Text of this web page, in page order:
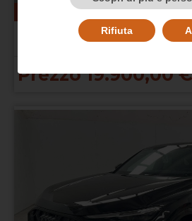
95000 km gasolio
Prezzo 19.900,00 €
Rifiuta